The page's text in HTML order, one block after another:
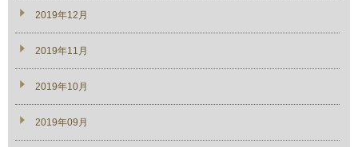
2019年12月
2019年11月
2019年10月
2019年09月